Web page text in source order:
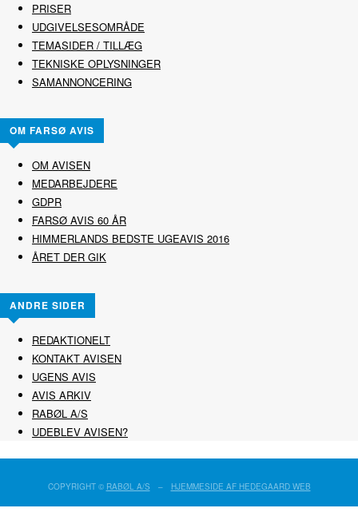
PRISER
UDGIVELSESOMRÅDE
TEMASIDER / TILLÆG
TEKNISKE OPLYSNINGER
SAMANNONCERING
OM FARSØ AVIS
OM AVISEN
MEDARBEJDERE
GDPR
FARSØ AVIS 60 ÅR
HIMMERLANDS BEDSTE UGEAVIS 2016
ÅRET DER GIK
ANDRE SIDER
REDAKTIONELT
KONTAKT AVISEN
UGENS AVIS
AVIS ARKIV
RABØL A/S
UDEBLEV AVISEN?
COPYRIGHT © RABØL A/S – HJEMMESIDE AF HEDEGAARD WEB